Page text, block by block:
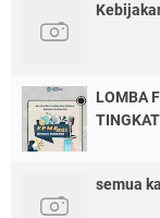
LOMBA
semua